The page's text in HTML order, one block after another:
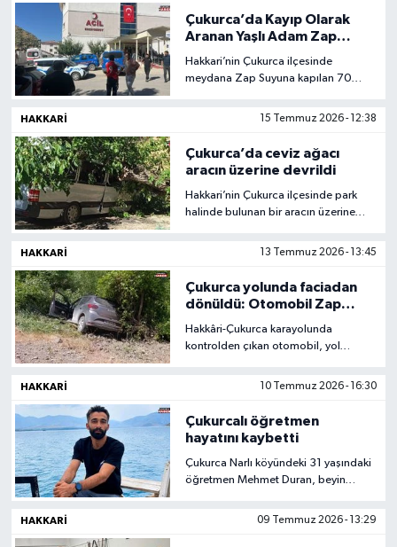
Şampiyonası 3. Ayak Yarışları'ndan
önemli derecelerle döndü.
Çukurca’da Kayıp Olarak
Aranan Yaşlı Adam Zap
Hakkari’nin Çukurca ilçesinde
meydana Zap Suyuna kapılan 70
hastanede yaşamını yitirdi.
HAKKARI 15 Temmuz 2026 - 12:38
Çukurca’da ceviz ağacı
aracın üzerine devrildi
Hakkari’nin Çukurca ilçesinde park
halinde bulunan bir aracın üzerine
yaralanan olmazken, araçta maddi
HAKKARI 13 Temmuz 2026 - 13:45
Çukurca yolunda faciadan
dönüldü: Otomobil Zap
kurtuldu
Hakkâri-Çukurca karayolunda
kontrolden çıkan otomobil, yol
Zap Suyu’na düşmekten son anda
ekiplerinin müdahalesiyle hastaneye
kaldırıldı.
HAKKARI 10 Temmuz 2026 - 16:30
Çukurcalı öğretmen
hayatını kaybetti
Çukurca Narlı köyündeki 31 yaşındaki
öğretmen Mehmet Duran, beyin
hastanede hayatını kaybetti.
HAKKARI 09 Temmuz 2026 - 13:29